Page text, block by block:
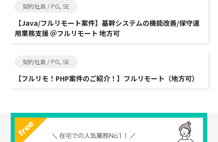
契約社員 / PG, SE
【Java/フルリモート案件】基幹システムの機能改善/保守運
用業務支援 ＠フルリモート 地方可
契約社員 / PG, SE
【フルリモ！PHP案件のご紹介！】フルリモート（地方可）